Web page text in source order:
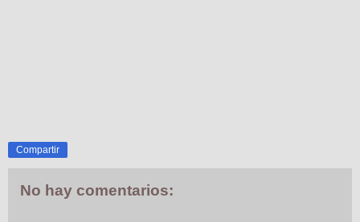
Compartir
No hay comentarios: